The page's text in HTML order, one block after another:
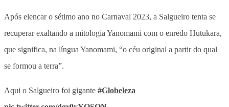
Após elencar o sétimo ano no Carnaval 2023, a Salgueiro tenta se
recuperar exaltando a mitologia Yanomami com o enredo Hutukara,
que significa, na língua Yanomami, “o céu original a partir do qual
se formou a terra”.
Aqui o Salgueiro foi gigante #Globeleza